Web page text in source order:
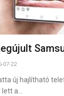
07-22
új hajlítható
lett a…